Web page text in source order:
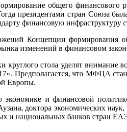
общего
президентами стран Союза
финансовую инфраструктуру
Концепции
изменений в финансовом
стола уделят внимание
Предполагается, что МФЦА
Европы.
и финансовой
доктора экономических
и национальных банков стран